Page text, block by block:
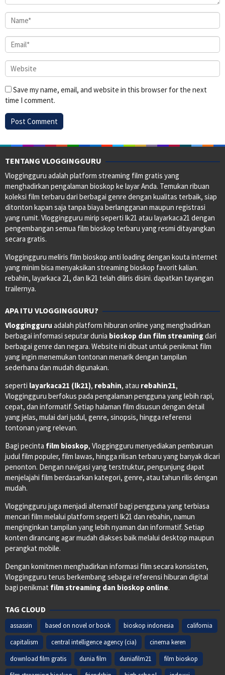
Save my name, email, and website in this browser for the next
time I comment.
TENTANG VLOGGINGGURU
Vloggingguru adalah platform streaming film gratis yang
menghadirkan pengalaman bioskop ke layar Anda. Temukan ribuan
koleksi film terbaru dari berbagai genre dengan kualitas terbaik, siap
ditonton kapan saja tanpa biaya berlangganan maupun registrasi
yang rumit. Vloggingguru mirip seperti lk21 atau layarkaca21 dengan
pengembangan semua film bioskop terbaru yang resmi ditayangkan
secara gratis.
Vloggingguru meliris film bioskop anti loading dengan kouta internet
yang minim bisa menyaksikan streaming bioskop favorit kalian.
rebahin, layarkaca 21, dan lk21 telah diliris disini. dapatkan tayangan
trailernya.
APA ITU VLOGGINGGURU?
Vloggingguru adalah platform hiburan online yang menghadirkan
berbagai informasi seputar dunia bioskop dan film streamingdari
berbagai genre dan negara. Website ini dibuat untuk penikmat film
yang ingin menemukan tontonan menarik dengan tampilan
sederhana dan mudah digunakan.
seperti layarkaca21 (lk21), rebahin, atau rebahin21,
Vloggingguru berfokus pada pengalaman pengguna yang lebih rapi,
cepat, dan informatif. Setiap halaman film disusun dengan detail
yang jelas, mulai dari judul, genre, sinopsis, hingga referensi
tontonan yang relevan.
Bagi pecinta film bioskop, Vloggingguru menyediakan pembaruan
judul film populer, film lawas, hingga rilisan terbaru yang banyak dicari
penonton. Dengan navigasi yang terstruktur, pengunjung dapat
menjelajahi film berdasarkan kategori, genre, atau tahun rilis dengan
mudah.
Vloggingguru juga menjadi alternatif bagi pengguna yang terbiasa
mencari film melalui platform seperti lk21 dan rebahin, namun
menginginkan tampilan yang lebih nyaman dan informatif. Setiap
konten dirancang agar mudah diakses baik melalui desktop maupun
perangkat mobile.
Dengan komitmen menghadirkan informasi film secara konsisten,
Vloggingguru terus berkembang sebagai referensi hiburan digital
bagi penikmat film streaming dan bioskop online.
TAG CLOUD
assassin based on novel or book bioskop indonesia
california
capitalism
central intelligence agency (cia)
cinema keren
download film gratis
dunia film duniafilm21
film bioskop